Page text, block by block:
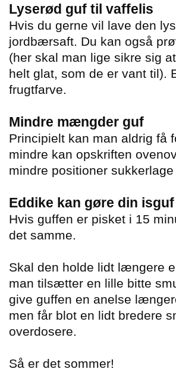
Lyserød guf til vaffelis
Hvis du gerne vil lave den
jordbærsaft. Du kan også
(her skal man lige sikre sig
helt glat, som de er vant til).
frugtfarve.
Mindre mængder guf
Principielt kan man aldrig få
mindre kan opskriften
mindre positioner
Eddike kan gøre din
Hvis guffen er pisket i 15
det samme.
Skal den holde lidt længere
man tilsætter en lille bitte
give guffen en anelse
men får blot en lidt bredere
overdosere.
Så er det sommer!